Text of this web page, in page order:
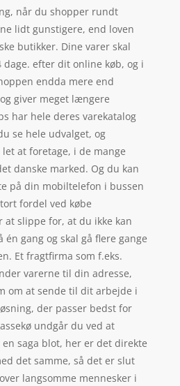
når du shopper rundt
lidt gunstigere, end loven
butikker. Dine varer skal
efter dit online køb, og i
endda mere end
giver meget længere
har hele deres varekatalog
se hele udvalget, og
at foretage, i de mange
danske marked. Og du kan
på din mobiltelefon i bussen
fordel ved købe
slippe for, at du ikke kan
gang og skal gå flere gange
Et fragtfirma som f.eks.
varerne til din adresse,
om at sende til dit arbejde i
der passer bedst for
undgår du ved at
saga blot, her er det direkte
det samme, så det er slut
langsomme mennesker i